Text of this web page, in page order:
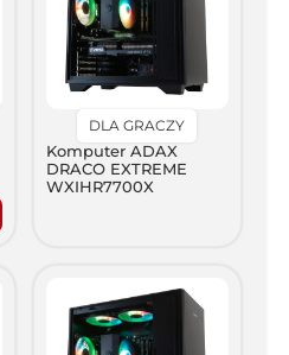
DLA GRACZY
Komputer ADAX
DRACO EXTREME
WXIHR7700X